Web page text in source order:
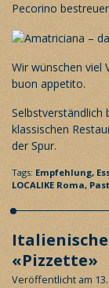
Pecorino
Wir wünschen viel
buon appetito.
Selbstverständlich
klassischen
der Spur.
Tags: Empfehlung,
LOCALIKE Roma,
«Pizzette»
Veröffentlicht am